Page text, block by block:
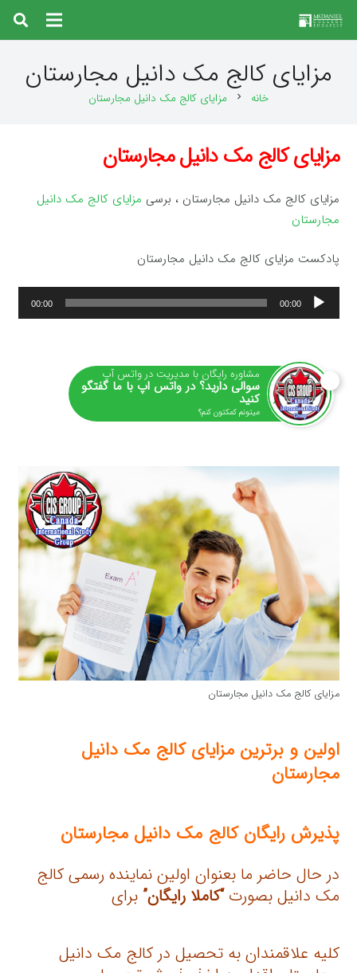
مزایای کالج مک دانیل مجارستان
خانه chevron_right مزایای کالج مک دانیل مجارستان
مزایای کالج مک دانیل مجارستان
مزایای کالج مک دانیل مجارستان ، برسی مزایای کالج مک دانیل
مجارستان
پادکست مزایای کالج مک دانیل مجارستان
پخش‌کننده
صوت
00:00
00:00
مشاوره رایگان با مدیریت در واتس آپ
سوالی دارید؟ در واتس اپ با ما گفتگو
کنید
میتونم کمکتون کنم؟
مزایای کالج مک دانیل مجارستان
اولین و برترین مزایای کالج مک دانیل
مجارستان
پذیرش رایگان کالج مک دانیل مجارستان
در حال حاضر ما بعنوان اولین نماینده رسمی کالج
مک دانیل بصورت“کاملا رایگان” برای
کلیه علاقمندان به تحصیل در کالج مک دانیل